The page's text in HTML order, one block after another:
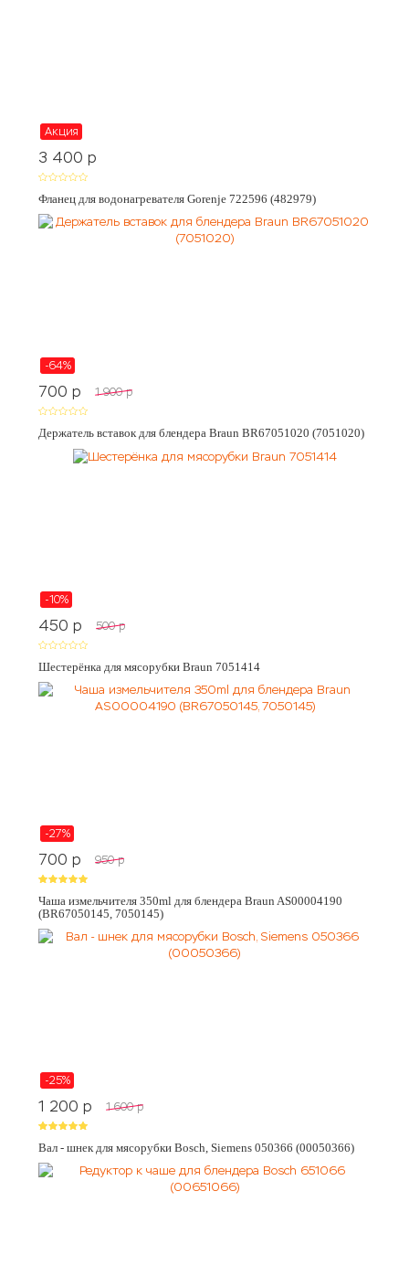
Акция
3 400 p
Фланец для водонагревателя Gorenje 722596 (482979)
-64%
700 p 1 900 p
Держатель вставок для блендера Braun BR67051020 (7051020)
-10%
450 p 500 p
Шестерёнка для мясорубки Braun 7051414
-27%
700 p 950 p
Чаша измельчителя 350ml для блендера Braun AS00004190
(BR67050145, 7050145)
-25%
1 200 p 1 600 p
Вал - шнек для мясорубки Bosch, Siemens 050366 (00050366)